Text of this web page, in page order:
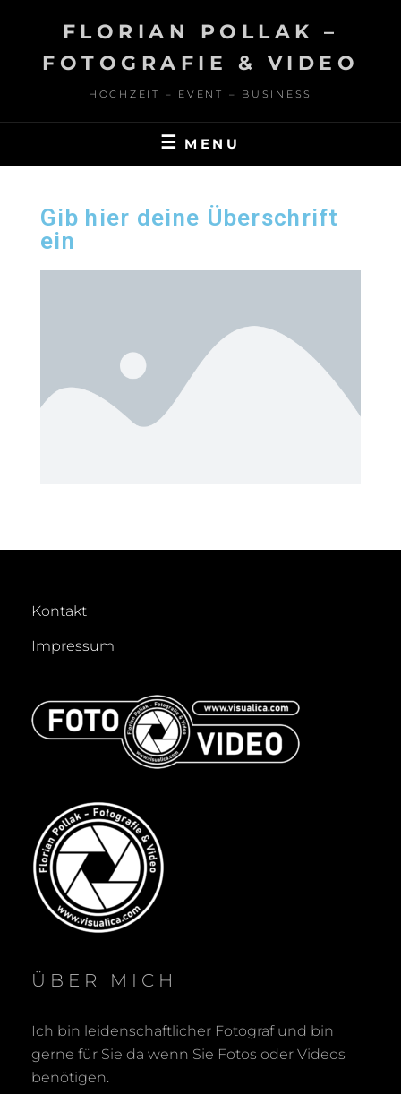
FLORIAN POLLAK –
FOTOGRAFIE & VIDEO
HOCHZEIT – EVENT – BUSINESS
MENU
Gib hier deine Überschrift
ein
Kontakt
Impressum
ÜBER MICH
Ich bin leidenschaftlicher Fotograf und bin
gerne für Sie da wenn Sie Fotos oder Videos
benötigen.